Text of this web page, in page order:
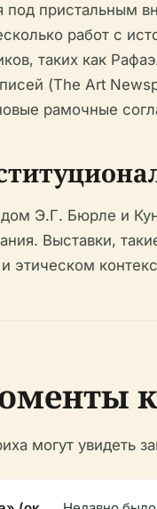
пристальным
работ с
таких как
(The Art
рамочные
Э.Г. Бюрле и
Выставки,
этическом
могут увидеть